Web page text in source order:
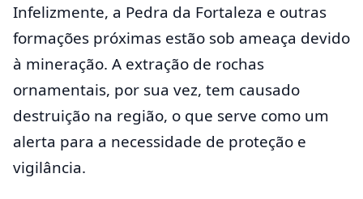
Infelizmente, a Pedra da Fortaleza e outras
formações próximas estão sob ameaça devido
à mineração. A extração de rochas
ornamentais, por sua vez, tem causado
destruição na região, o que serve como um
alerta para a necessidade de proteção e
vigilância.